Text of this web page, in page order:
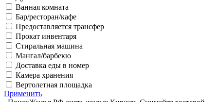
Ванная комната
Бар/ресторан/кафе
Предоставляется трансфер
Прокат инвентаря
Стиральная машина
Мангал/барбекю
Доставка еды в номер
Камера хранения
Вертолетная площадка
Применить